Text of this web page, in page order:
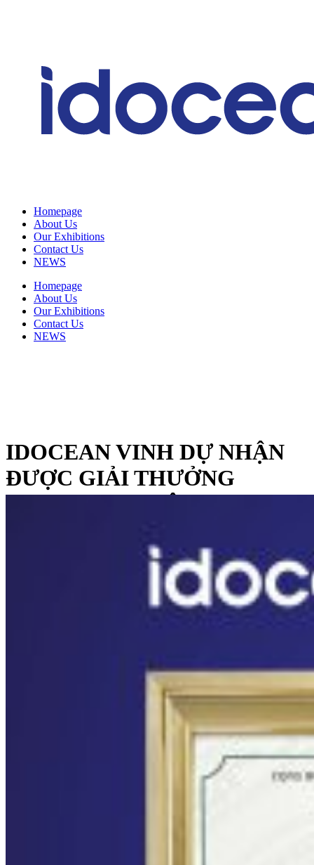
Homepage
About Us
Our Exhibitions
Contact Us
NEWS
Homepage
About Us
Our Exhibitions
Contact Us
NEWS
IDOCEAN VINH DỰ NHẬN
ĐƯỢC GIẢI THƯỞNG